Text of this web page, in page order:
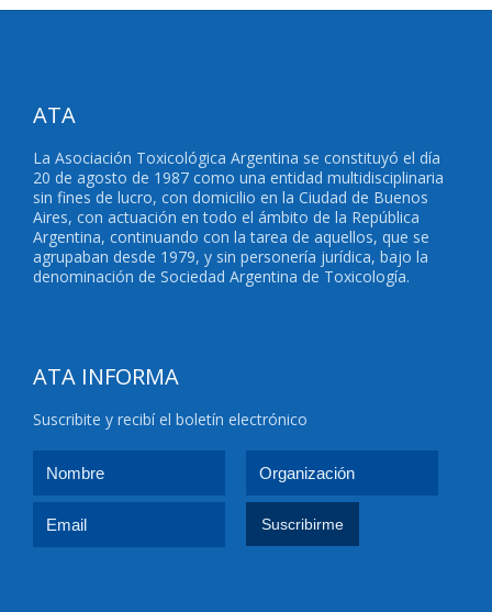
ATA
La Asociación Toxicológica Argentina se constituyó el día
20 de agosto de 1987 como una entidad multidisciplinaria
sin fines de lucro, con domicilio en la Ciudad de Buenos
Aires, con actuación en todo el ámbito de la República
Argentina, continuando con la tarea de aquellos, que se
agrupaban desde 1979, y sin personería jurídica, bajo la
denominación de Sociedad Argentina de Toxicología.
ATA INFORMA
Suscribite y recibí el boletín electrónico